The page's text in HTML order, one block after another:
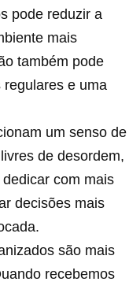
pode reduzir a
mais
também pode
e uma
um senso de
de desordem,
com mais
decisões mais
são mais
recebemos